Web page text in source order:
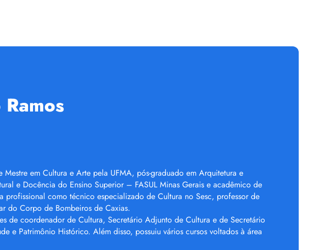
Mestre em Cultura e Arte pela UFMA, pós-graduado em Arquitetura e
e Docência do Ensino Superior – FASUL Minas Gerais e acadêmico de
profissional como técnico especializado de Cultura no Sesc, professor de
do Corpo de Bombeiros de Caxias.
de coordenador de Cultura, Secretário Adjunto de Cultura e de Secretário
e Patrimônio Histórico. Além disso, possuiu vários cursos voltados à área